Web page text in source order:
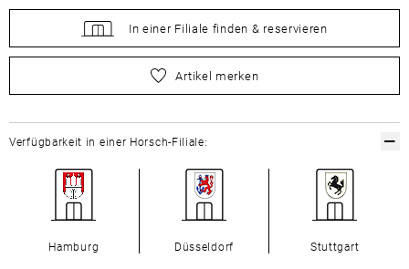
In einer Filiale finden & reservieren
wählen Sie zuerst Ihre Größe aus
Artikel merken
Verfügbarkeit in einer Horsch-Filiale:
Hamburg Düsseldorf Stuttgart